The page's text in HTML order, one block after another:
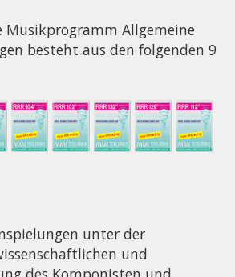
Musikprogramm Allgemeine
besteht aus den folgenden 9
unter der
und